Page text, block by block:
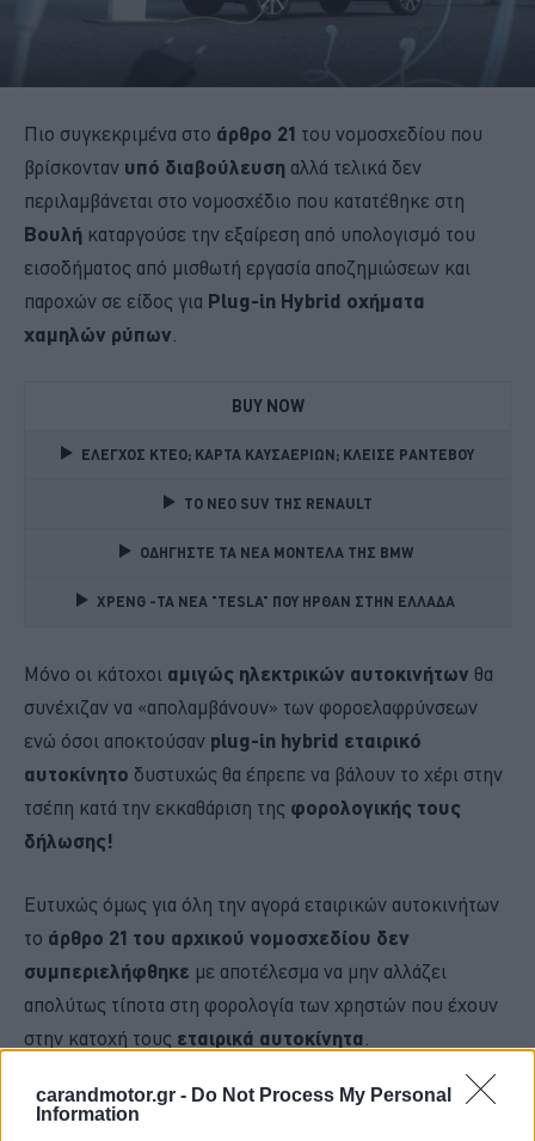
carandmotor.gr - Do Not Process My Personal
Information
Πιο συγκεκριμένα στο άρθρο 21 του νομοσχεδίου που
βρίσκονταν υπό διαβούλευση αλλά τελικά δεν
περιλαμβάνεται στο νομοσχέδιο που κατατέθηκε στη
Βουλή καταργούσε την εξαίρεση από υπολογισμό του
εισοδήματος από μισθωτή εργασία αποζημιώσεων και
παροχών σε είδος για Plug-in Hybrid οχήματα
χαμηλών ρύπων
BUY NOW
ΕΛΕΓΧΟΣ ΚΤΕΟ; ΚΑΡΤΑ ΚΑΥΣΑΕΡΙΩΝ; ΚΛΕΙΣΕ ΡΑΝΤΕΒΟΥ
TO NEO SUV ΤΗΣ RENAULT
ΟΔΗΓΗΣΤΕ ΤΑ ΝΕΑ ΜΟΝΤΕΛΑ ΤΗΣ BMW
XPENG -ΤΑ ΝΕΑ "TESLA" ΠΟΥ ΗΡΘΑΝ ΣΤΗΝ ΕΛΛΑΔΑ
Μόνο οι κάτοχοι αμιγώς ηλεκτρικών αυτοκινήτων θα
συνέχιζαν να «απολαμβάνουν» των φοροελαφρύνσεων
ενώ όσοι αποκτούσαν plug-in hybrid εταιρικό
αυτοκίνητο δυστυχώς θα έπρεπε να βάλουν το χέρι στην
τσέπη κατά την εκκαθάριση της φορολογικής τους
δήλωσης!
Ευτυχώς όμως για όλη την αγορά εταιρικών αυτοκινήτων
το άρθρο 21 του αρχικού νομοσχεδίου δεν
συμπεριελήφθηκε με αποτέλεσμα να μην αλλάζει
απολύτως τίποτα στη φορολογία των χρηστών που έχουν
στην κατοχή τους εταιρικά αυτοκίνητα